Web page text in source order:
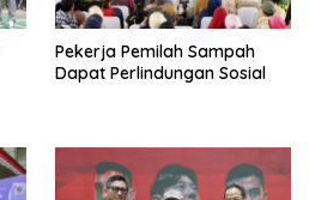
Pekerja Pemilah Sampah
Dapat Perlindungan Sosial